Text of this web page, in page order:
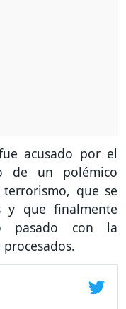
acusado por el
de un polémico
que se
y que finalmente
pasado con la